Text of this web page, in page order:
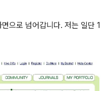
으로 넘어갑니다. 저는 일단 1